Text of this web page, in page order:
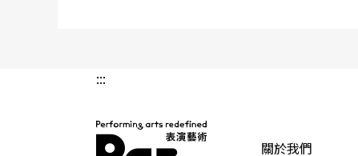
:::
關於我們